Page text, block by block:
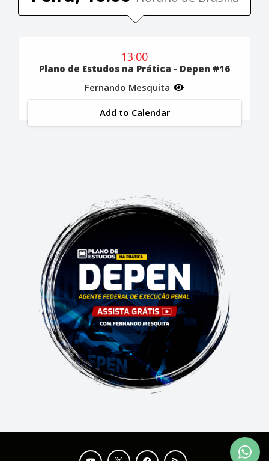
13:00
Plano de Estudos na Prática - Depen #16
Fernando Mesquita
Add to Calendar